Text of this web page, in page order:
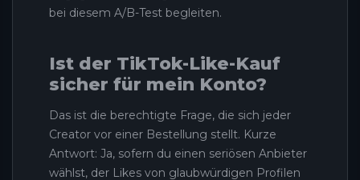
bei diesem A/B-Test begleiten.
Ist der TikTok-Like-Kauf
sicher für mein Konto?
Das ist die berechtigte Frage, die sich jeder
Creator vor einer Bestellung stellt. Kurze
Antwort: Ja, sofern du einen seriösen Anbieter
wählst, der Likes von glaubwürdigen Profilen